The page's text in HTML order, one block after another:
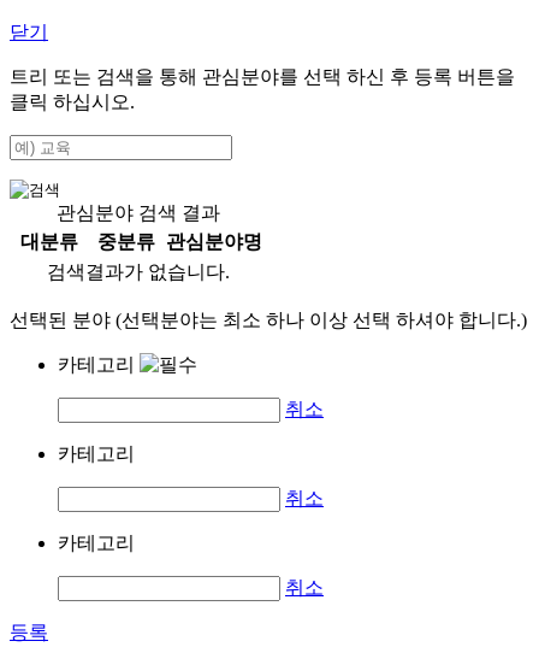
닫기
트리 또는 검색을 통해 관심분야를 선택 하신 후 등록 버튼을
클릭 하십시오.
관심분야 검색 결과
대분류
중분류
관심분야명
검색결과가 없습니다.
선택된 분야 (선택분야는 최소 하나 이상 선택 하셔야 합니다.)
카테고리
취소
카테고리
취소
카테고리
취소
등록